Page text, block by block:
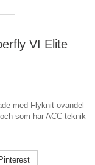
VI Elite
med Flyknit-ovandel
som har ACC-teknik
Pinterest